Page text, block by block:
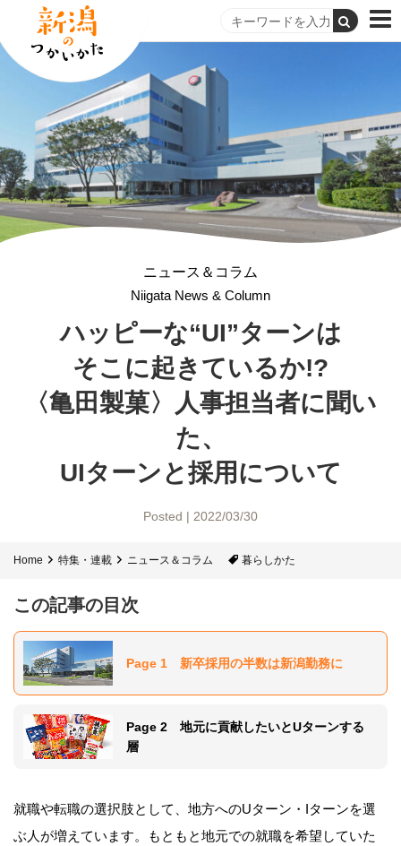
ニュース＆コラム
Niigata News & Column
ハッピーな“UI”ターンは
そこに起きているか!?
〈亀田製菓〉
人事担当者に聞い
た、
UIターンと採用について
Posted | 2022/03/30
Home 特集・連載 ニュース＆コラム 暮らしかた
この記事の目次
Page 1 新卒採用の半数は新潟勤務に
Page 2 地元に貢献したいとUターンする
層
就職や転職の選択肢として、地方へのUターン・Iターンを選
ぶ人が増えています。もともと地元での就職を希望していた